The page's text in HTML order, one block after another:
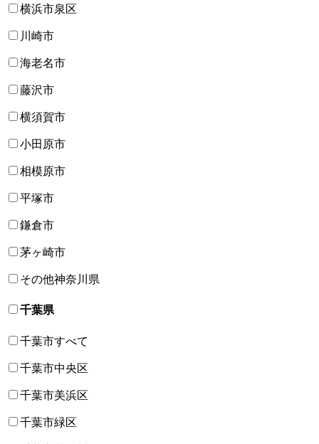
横浜市泉区
川崎市
海老名市
藤沢市
横須賀市
小田原市
相模原市
平塚市
鎌倉市
茅ヶ崎市
その他神奈川県
千葉県
千葉市すべて
千葉市中央区
千葉市美浜区
千葉市緑区